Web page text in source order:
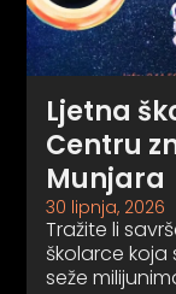
Ljetna
Centru
Munjara
30 lipnja, 2026
Tražite li
školarce
seže